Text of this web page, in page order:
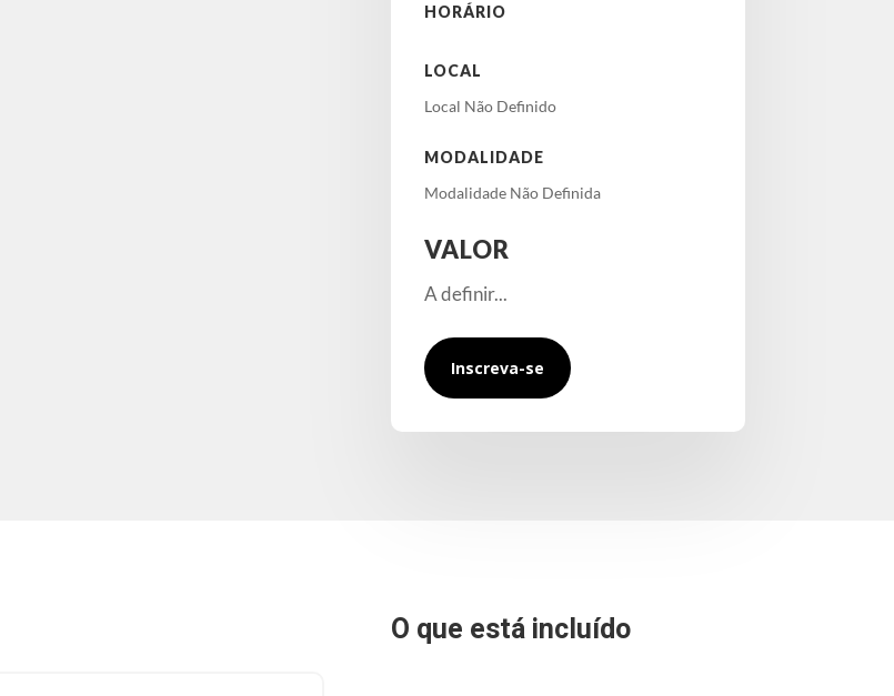
HORÁRIO
LOCAL
Local Não Definido
MODALIDADE
Modalidade Não Definida
VALOR
A definir...
Inscreva-se
O que está incluído